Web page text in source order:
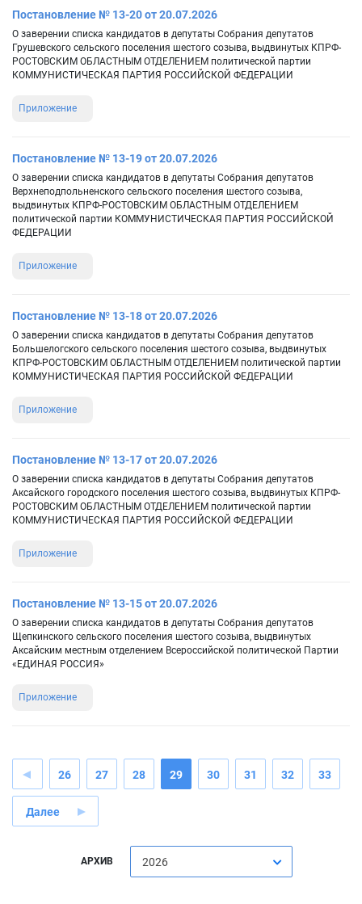
Постановление № 13-20 от 20.07.2026
О заверении списка кандидатов в депутаты Собрания депутатов
Грушевского сельского поселения шестого созыва, выдвинутых КПРФ-
РОСТОВСКИМ ОБЛАСТНЫМ ОТДЕЛЕНИЕМ политической партии
КОММУНИСТИЧЕСКАЯ ПАРТИЯ РОССИЙСКОЙ ФЕДЕРАЦИИ
Приложение
Постановление № 13-19 от 20.07.2026
О заверении списка кандидатов в депутаты Собрания депутатов
Верхнеподпольненского сельского поселения шестого созыва,
выдвинутых КПРФ-РОСТОВСКИМ ОБЛАСТНЫМ ОТДЕЛЕНИЕМ
политической партии КОММУНИСТИЧЕСКАЯ ПАРТИЯ РОССИЙСКОЙ
ФЕДЕРАЦИИ
Приложение
Постановление № 13-18 от 20.07.2026
О заверении списка кандидатов в депутаты Собрания депутатов
Большелогского сельского поселения шестого созыва, выдвинутых
КПРФ-РОСТОВСКИМ ОБЛАСТНЫМ ОТДЕЛЕНИЕМ политической партии
КОММУНИСТИЧЕСКАЯ ПАРТИЯ РОССИЙСКОЙ ФЕДЕРАЦИИ
Приложение
Постановление № 13-17 от 20.07.2026
О заверении списка кандидатов в депутаты Собрания депутатов
Аксайского городского поселения шестого созыва, выдвинутых КПРФ-
РОСТОВСКИМ ОБЛАСТНЫМ ОТДЕЛЕНИЕМ политической партии
КОММУНИСТИЧЕСКАЯ ПАРТИЯ РОССИЙСКОЙ ФЕДЕРАЦИИ
Приложение
Постановление № 13-15 от 20.07.2026
О заверении списка кандидатов в депутаты Собрания депутатов
Щепкинского сельского поселения шестого созыва, выдвинутых
Аксайским местным отделением Всероссийской политической Партии
«ЕДИНАЯ РОССИЯ»
Приложение
26 27 28 29 30 31 32 33
Далее
АРХИВ 2026